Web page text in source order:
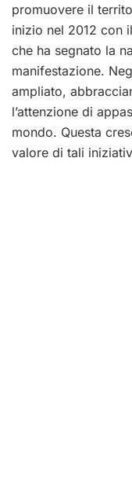
promuovere il
inizio nel 2012 con
che ha segnato la
manifestazione.
ampliato,
l’attenzione di
mondo. Questa
valore di tali